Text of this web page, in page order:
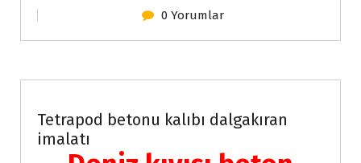
0 Yorumlar
Tetrapod betonu kalıbı dalgakıran
imalatı